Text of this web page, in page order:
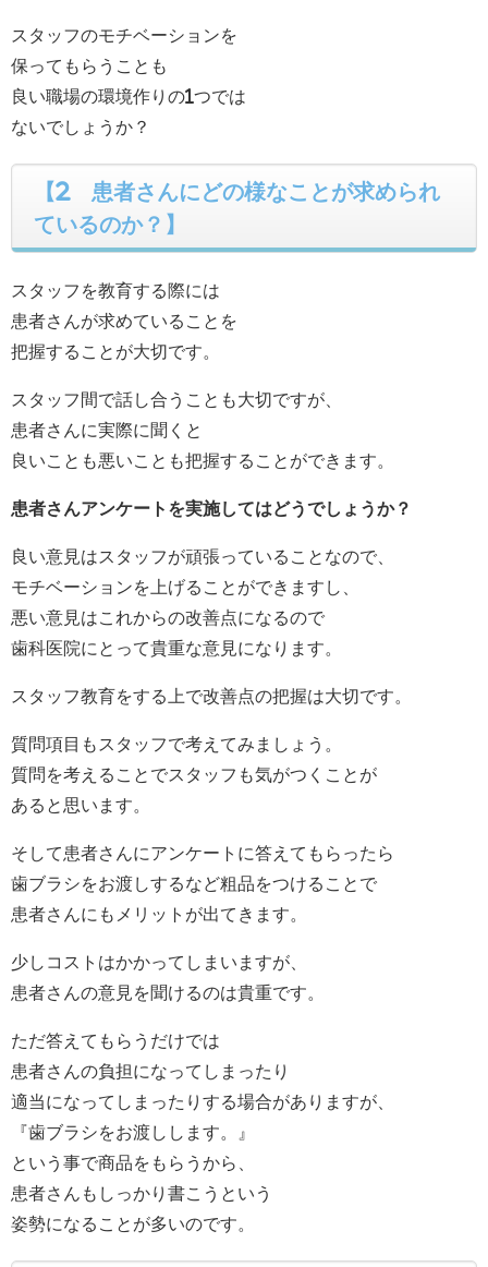
スタッフのモチベーションを
保ってもらうことも
良い職場の環境作りの1つでは
ないでしょうか？
【2 患者さんにどの様なことが求められ
ているのか？】
スタッフを教育する際には
患者さんが求めていることを
把握することが大切です。
スタッフ間で話し合うことも大切ですが、
患者さんに実際に聞くと
良いことも悪いことも把握することができます。
患者さんアンケートを実施してはどうでしょうか？
良い意見はスタッフが頑張っていることなので、
モチベーションを上げることができますし、
悪い意見はこれからの改善点になるので
歯科医院にとって貴重な意見になります。
スタッフ教育をする上で改善点の把握は大切です。
質問項目もスタッフで考えてみましょう。
質問を考えることでスタッフも気がつくことが
あると思います。
そして患者さんにアンケートに答えてもらったら
歯ブラシをお渡しするなど粗品をつけることで
患者さんにもメリットが出てきます。
少しコストはかかってしまいますが、
患者さんの意見を聞けるのは貴重です。
ただ答えてもらうだけでは
患者さんの負担になってしまったり
適当になってしまったりする場合がありますが、
『歯ブラシをお渡しします。』
という事で商品をもらうから、
患者さんもしっかり書こうという
姿勢になることが多いのです。